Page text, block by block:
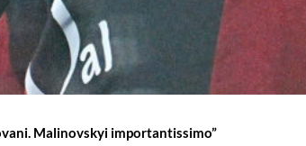
Malinovskyi importantissimo”